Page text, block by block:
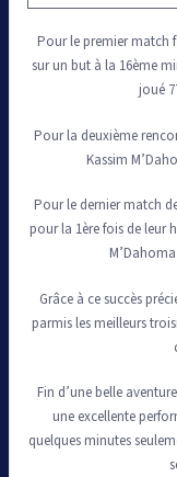
Pour le premier match
sur un but à la 16ème
joué
Pour la deuxième
Kassim
Pour le dernier match
pour la 1ère fois de leur
Grâce à ce succès
parmis les meilleurs
Fin d’une belle
une excellente
quelques minutes